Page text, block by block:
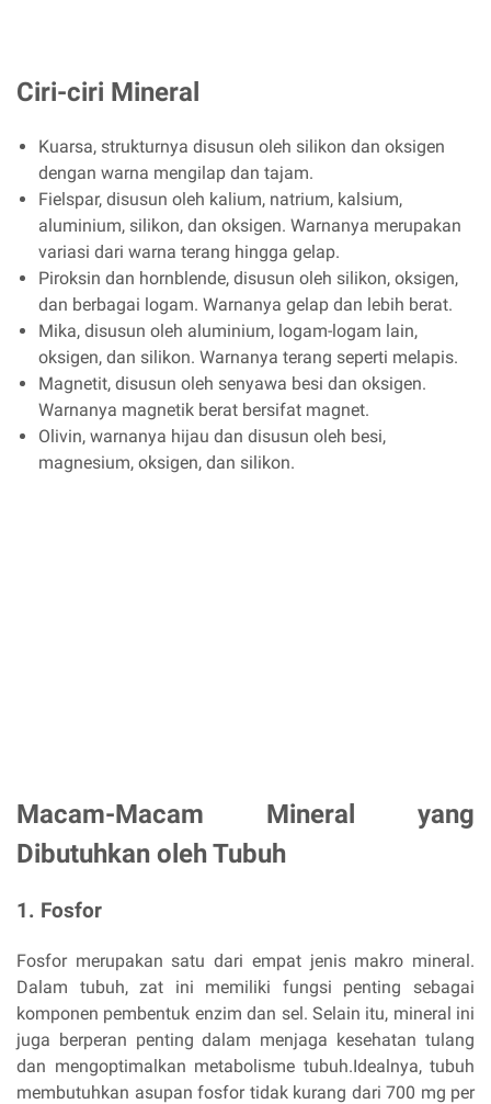
Ciri-ciri Mineral
Kuarsa, strukturnya disusun oleh silikon dan oksigen
dengan warna mengilap dan tajam.
Fielspar, disusun oleh kalium, natrium, kalsium,
aluminium, silikon, dan oksigen. Warnanya merupakan
variasi dari warna terang hingga gelap.
Piroksin dan hornblende, disusun oleh silikon, oksigen,
dan berbagai logam. Warnanya gelap dan lebih berat.
Mika, disusun oleh aluminium, logam-logam lain,
oksigen, dan silikon. Warnanya terang seperti melapis.
Magnetit, disusun oleh senyawa besi dan oksigen.
Warnanya magnetik berat bersifat magnet.
Olivin, warnanya hijau dan disusun oleh besi,
magnesium, oksigen, dan silikon.
Macam-Macam Mineral yang
Dibutuhkan oleh Tubuh
1. Fosfor
Fosfor merupakan satu dari empat jenis makro mineral.
Dalam tubuh, zat ini memiliki fungsi penting sebagai
komponen pembentuk enzim dan sel. Selain itu, mineral ini
juga berperan penting dalam menjaga kesehatan tulang
dan mengoptimalkan metabolisme tubuh.Idealnya, tubuh
membutuhkan asupan fosfor tidak kurang dari 700 mg per